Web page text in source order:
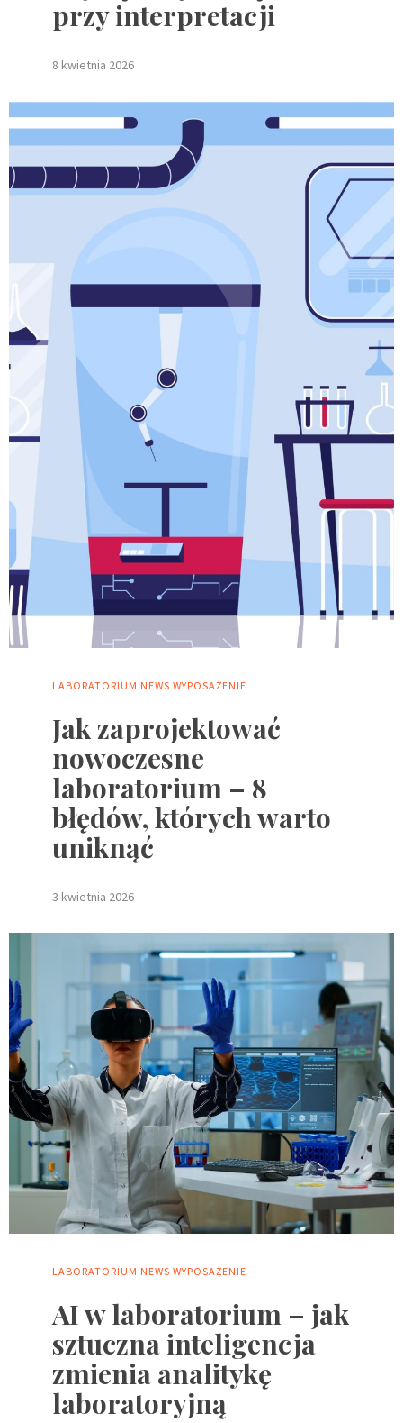
przy interpretacji
8 kwietnia 2026
LABORATORIUM NEWS WYPOSAŻENIE
Jak zaprojektować
nowoczesne
laboratorium – 8
błędów, których warto
uniknąć
3 kwietnia 2026
LABORATORIUM NEWS WYPOSAŻENIE
AI w laboratorium – jak
sztuczna inteligencja
zmienia analitykę
laboratoryjną